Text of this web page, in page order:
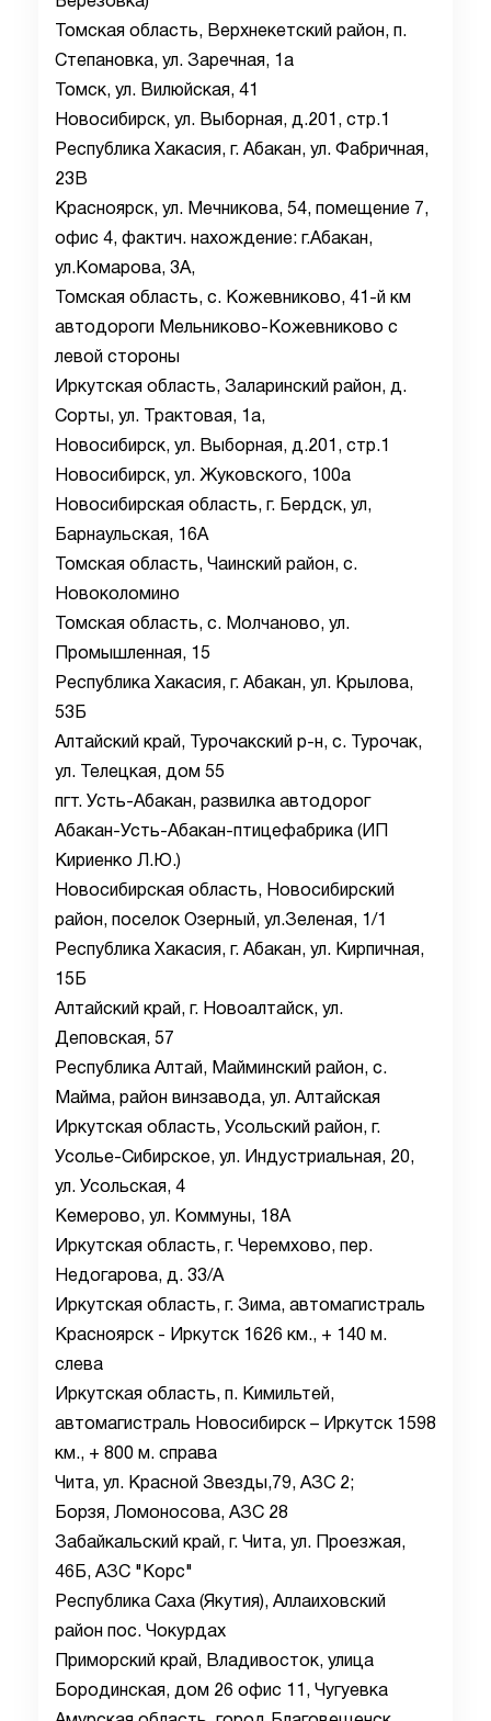
Томская область, Верхнекетский район, п.
Степановка, ул. Заречная, 1а
Томск, ул. Вилюйская, 41
Новосибирск, ул. Выборная, д.201, стр.1
Республика Хакасия, г. Абакан, ул. Фабричная,
23В
Красноярск, ул. Мечникова, 54, помещение 7,
офис 4, фактич. нахождение: г.Абакан,
ул.Комарова, 3А,
Томская область, с. Кожевниково, 41-й км
автодороги Мельниково-Кожевниково с
левой стороны
Иркутская область, Заларинский район, д.
Сорты, ул. Трактовая, 1а,
Новосибирск, ул. Выборная, д.201, стр.1
Новосибирск, ул. Жуковского, 100а
Новосибирская область, г. Бердск, ул,
Барнаульская, 16А
Томская область, Чаинский район, с.
Новоколомино
Томская область, с. Молчаново, ул.
Промышленная, 15
Республика Хакасия, г. Абакан, ул. Крылова,
53Б
Алтайский край, Турочакский р-н, с. Турочак,
ул. Телецкая, дом 55
пгт. Усть-Абакан, развилка автодорог
Абакан-Усть-Абакан-птицефабрика (ИП
Кириенко Л.Ю.)
Новосибирская область, Новосибирский
район, поселок Озерный, ул.Зеленая, 1/1
Республика Хакасия, г. Абакан, ул. Кирпичная,
15Б
Алтайский край, г. Новоалтайск, ул.
Деповская, 57
Республика Алтай, Майминский район, с.
Майма, район винзавода, ул. Алтайская
Иркутская область, Усольский район, г.
Усолье-Сибирское, ул. Индустриальная, 20,
ул. Усольская, 4
Кемерово, ул. Коммуны, 18А
Иркутская область, г. Черемхово, пер.
Недогарова, д. 33/А
Иркутская область, г. Зима, автомагистраль
Красноярск - Иркутск 1626 км., + 140 м.
слева
Иркутская область, п. Кимильтей,
автомагистраль Новосибирск – Иркутск 1598
км., + 800 м. справа
Чита, ул. Красной Звезды,79, АЗС 2;
Борзя, Ломоносова, АЗС 28
Забайкальский край, г. Чита, ул. Проезжая,
46Б, АЗС "Корс"
Республика Саха (Якутия), Аллаиховский
район пос. Чокурдах
Приморский край, Владивосток, улица
Бородинская, дом 26 офис 11, Чугуевка